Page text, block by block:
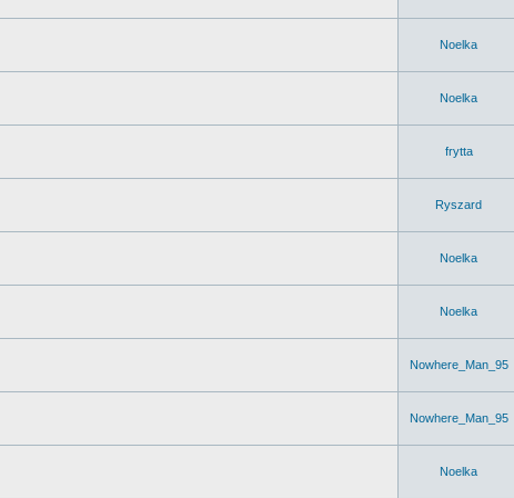
Noelka
Noelka
frytta
Ryszard
Noelka
Noelka
Nowhere_Man_95
Nowhere_Man_95
Noelka